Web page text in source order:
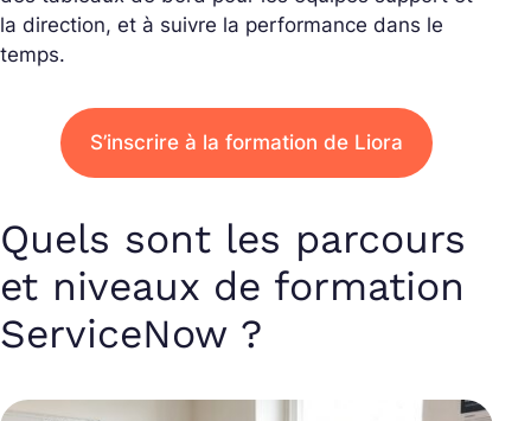
la direction, et à suivre la performance dans le
temps.
S’inscrire à la formation de Liora
Quels sont les parcours
et niveaux de formation
ServiceNow ?